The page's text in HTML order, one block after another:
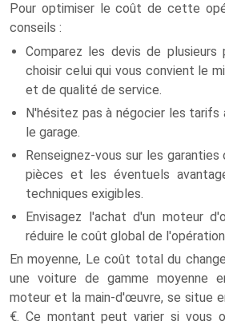
Pour optimiser le coût de cette
conseils :
Comparez les devis de plusieurs
choisir celui qui vous convient le
et de qualité de service.
N'hésitez pas à négocier les tarifs
le garage.
Renseignez-vous sur les
pièces et les éventuels
techniques exigibles.
Envisagez l'achat d'un moteur
réduire le coût global de
En moyenne, Le coût total du
une voiture de gamme moyenne
moteur et la main-d'œuvre, se situe
€. Ce montant peut varier si vous